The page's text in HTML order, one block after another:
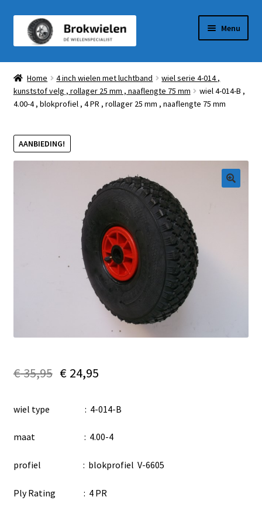
door
navigatie
naar
inhoud
Menu
Winkel
Winkelmandje
Mijn Account
Home 4 inch wielen met luchtband
wiel serie 4-014 ,
kunststof velg , rollager 25 mm , naaflengte 75 mm
wiel 4-014-B ,
4.00-4 , blokprofiel , 4 PR , rollager 25 mm , naaflengte 75 mm
AANBIEDING!
€35,95 € 24,95
wiel type : 4-014-B
maat : 4.00-4
profiel : blokprofiel V-6605
Ply Rating : 4 PR